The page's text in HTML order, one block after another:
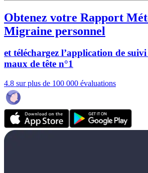
Obtenez votre Rapport
Migraine personnel
et téléchargez l’application de
maux de tête n°1
4.8 sur plus de 100 000 évaluations